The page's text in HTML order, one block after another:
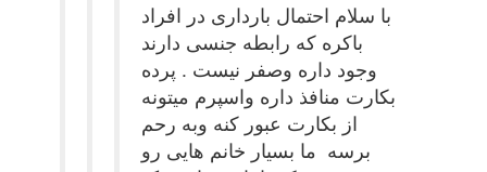
با سلام احتمال بارداری در افراد
باکره که رابطه جنسی دارند
وجود داره وصفر نیست . پرده
بکارت منافذ داره واسپرم میتونه
از بکارت عبور کنه وبه رحم
برسه ما بسیار خانم هایی رو